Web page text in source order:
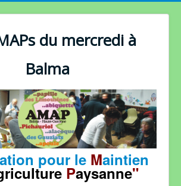
du mercredi à
Balma
pour le Maintien
Paysanne"